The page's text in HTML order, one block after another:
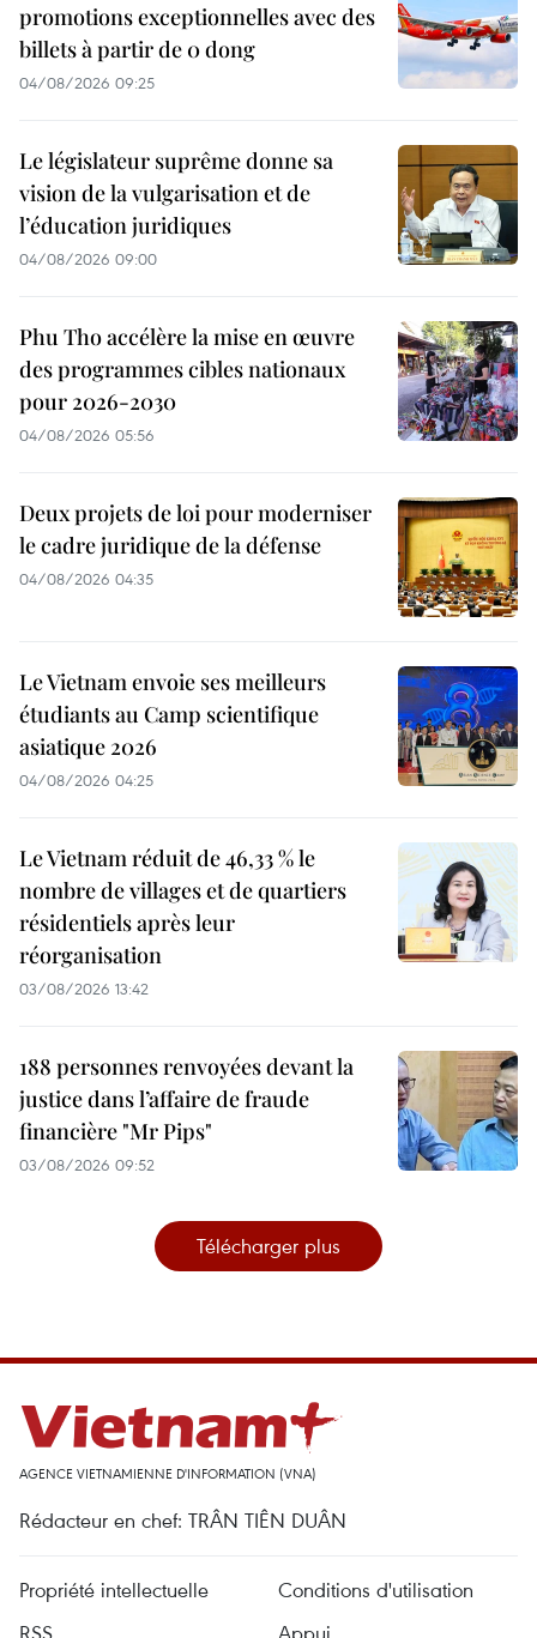
promotions exceptionnelles avec des
billets à partir de 0 dong
04/08/2026 09:25
Le législateur suprême donne sa
vision de la vulgarisation et de
l’éducation juridiques
04/08/2026 09:00
Phu Tho accélère la mise en œuvre
des programmes cibles nationaux
pour 2026-2030
04/08/2026 05:56
Deux projets de loi pour moderniser
le cadre juridique de la défense
04/08/2026 04:35
Le Vietnam envoie ses meilleurs
étudiants au Camp scientifique
asiatique 2026
04/08/2026 04:25
Le Vietnam réduit de 46,33 % le
nombre de villages et de quartiers
résidentiels après leur
réorganisation
03/08/2026 13:42
188 personnes renvoyées devant la
justice dans l’affaire de fraude
financière "Mr Pips"
03/08/2026 09:52
Télécharger plus
AGENCE VIETNAMIENNE D'INFORMATION (VNA)
Rédacteur en chef: TRÂN TIÊN DUÂN
Propriété intellectuelle
Conditions d'utilisation
RSS
Appui